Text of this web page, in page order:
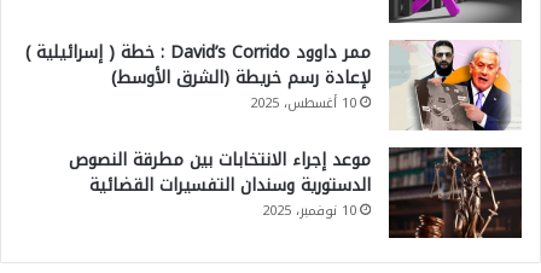
ممر داوود David’s Corrido : خطة ( إسرائيلية )
لإعادة رسم خريطة (الشرق الأوسط)
10 أغسطس، 2025
موعد إجراء الانتخابات بين مطرقة النصوص
الدستورية وسندان التفسيرات القضائية
10 نوفمبر، 2025